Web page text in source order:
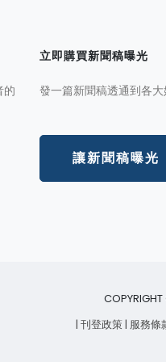
的
立即購買新聞稿曝光
發一篇新聞稿透通到各
讓新聞稿曝光
| 刊登政策| 服務條